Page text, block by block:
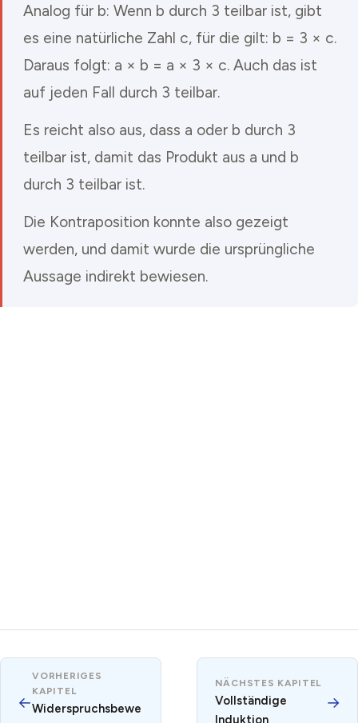
Analog für b: Wenn b durch 3 teilbar ist, gibt
es eine natürliche Zahl c, für die gilt: b = 3 × c.
Daraus folgt: a × b = a × 3 × c. Auch das ist
auf jeden Fall durch 3 teilbar.
Es reicht also aus, dass a oder b durch 3
teilbar ist, damit das Produkt aus a und b
durch 3 teilbar ist.
Die Kontraposition konnte also gezeigt
werden, und damit wurde die ursprüngliche
Aussage indirekt bewiesen.
←
VORHERIGES
KAPITEL
Widerspruchsbewe
NÄCHSTES KAPITEL
Vollständige
Induktion
→